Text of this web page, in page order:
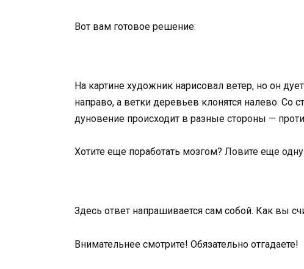
Вот вам готовое решение:
На картине художник нарисовал ветер, но он
направо, а ветки деревьев клонятся налево. Со
дуновение происходит в разные стороны —
Хотите еще поработать мозгом? Ловите еще
Здесь ответ напрашивается сам собой. Как вы
Внимательнее смотрите! Обязательно отгадаете!